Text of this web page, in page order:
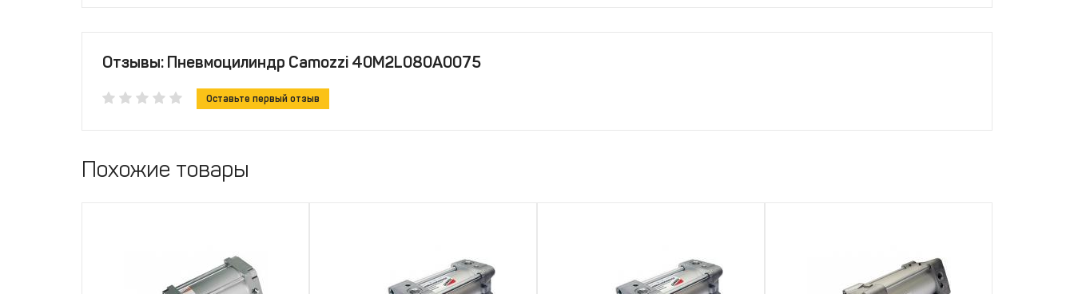
Отзывы: Пневмоцилиндр Camozzi 40M2L080A0075
Оставьте первый отзыв
Похожие товары